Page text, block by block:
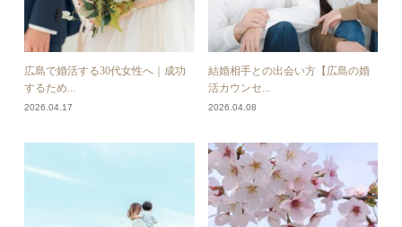
広島で婚活する30代女性へ｜成功
するため...
2026.04.17
結婚相手との出会い方【広島の婚
活カウンセ...
2026.04.08